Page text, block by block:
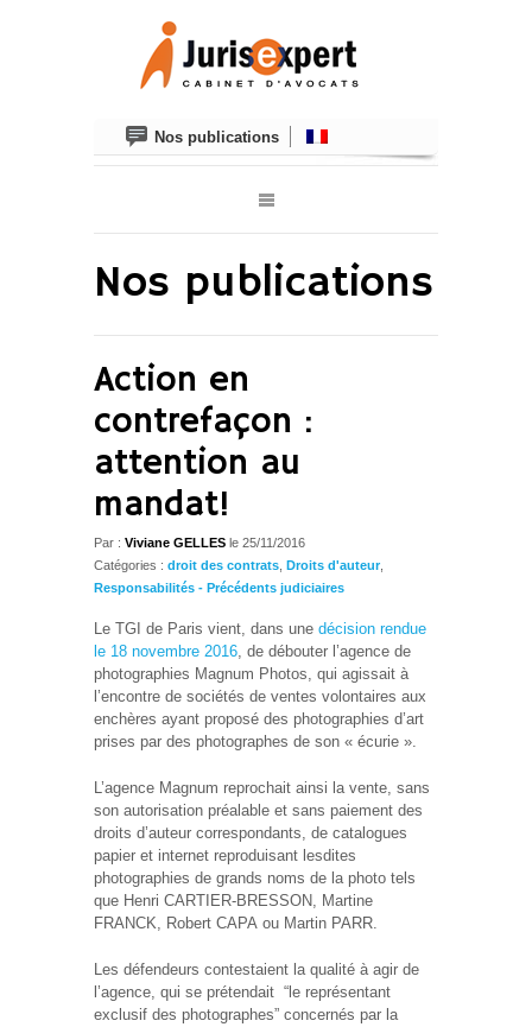
Nos publications
Nos publications
Action en
contrefaçon :
attention au
mandat!
Par : Viviane GELLES le 25/11/2016
Catégories : droit des contrats Droits d'auteur,
Responsabilités - Précédents judiciaires
Le TGI de Paris vient, dans une décision rendue
le 18 novembre 2016, de débouter l’agence de
photographies Magnum Photos, qui agissait à
l’encontre de sociétés de ventes volontaires aux
enchères ayant proposé des photographies d’art
prises par des photographes de son « écurie ».
L’agence Magnum reprochait ainsi la vente, sans
son autorisation préalable et sans paiement des
droits d’auteur correspondants, de catalogues
papier et internet reproduisant lesdites
photographies de grands noms de la photo tels
que Henri CARTIER-BRESSON, Martine
FRANCK, Robert CAPA ou Martin PARR.
Les défendeurs contestaient la qualité à agir de
l’agence, qui se prétendait “le représentant
exclusif des photographes” concernés par la